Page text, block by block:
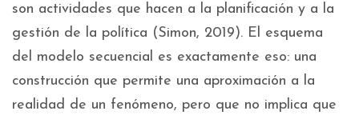
son actividades que hacen a la planificación y a la
gestión de la política (Simon, 2019). El esquema
del modelo secuencial es exactamente eso: una
construcción que permite una aproximación a la
realidad de un fenómeno, pero que no implica que